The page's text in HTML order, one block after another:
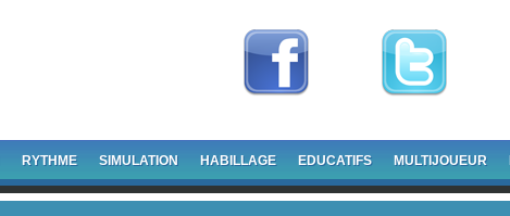
RYTHME SIMULATION HABILLAGE EDUCATIFS MULTIJOUEUR